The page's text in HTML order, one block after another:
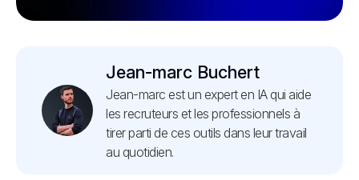
Jean-marc Buchert
Jean-marc est un expert en IA qui aide
les recruteurs et les professionnels à
tirer parti de ces outils dans leur travail
au quotidien.